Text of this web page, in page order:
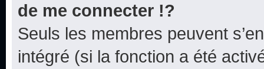
de me connecter !?
Seuls les membres peuvent
intégré (si la fonction a été